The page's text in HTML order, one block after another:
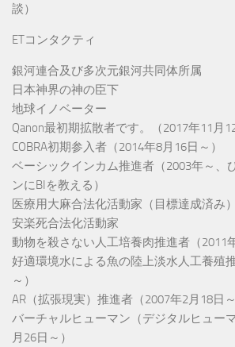
談）
ETコンタクティ
銀河連合及び多次元銀河共同体所属
日本神界の神の臣下
地球イノベーター
Qanon最初期拡散者です。（2017年11月12
COBRA初期参入者（2014年8月16日～）
ベーシックインカム推進者（2003年～、
ンにBIを教える）
医療用大麻合法化活動家（目標達成済み）
安楽死合法化活動家
動物を殺さない人工培養肉推進者（2011
好適環境水による魚の陸上淡水人工養殖
～）
AR（拡張現実）推進者（2007年2月18日～
バーチャルヒューマン（デジタルヒュー
月26日～）